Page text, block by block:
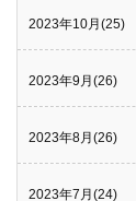
2023年10月(25)
2023年9月(26)
2023年8月(26)
2023年7月(24)